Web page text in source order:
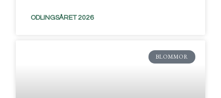
ODLINGSÅRET 2026
BLOMMOR